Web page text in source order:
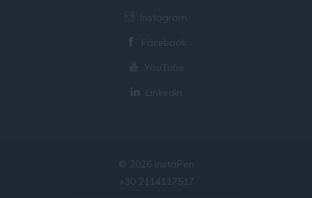
Instagram
Facebook
YouTube
LinkedIn
© 2026 InstaPen
+30 2114117517